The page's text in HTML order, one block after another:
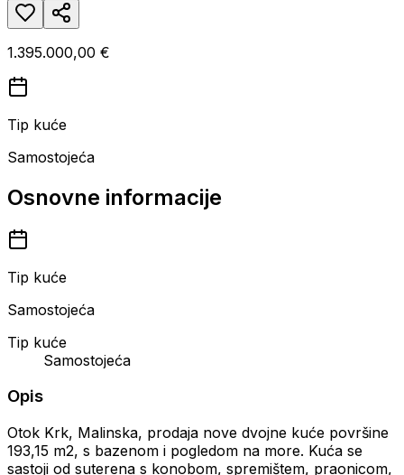
1.395.000,00 €
Tip kuće
Samostojeća
Osnovne informacije
Tip kuće
Samostojeća
Tip kuće
Samostojeća
Opis
Otok Krk, Malinska, prodaja nove dvojne kuće površine
193,15 m2, s bazenom i pogledom na more. Kuća se
sastoji od suterena s konobom, spremištem, praonicom,